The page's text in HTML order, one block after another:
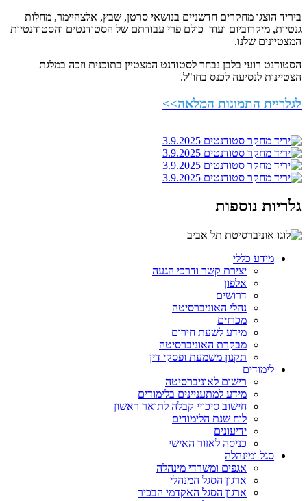
ביריד הוצגו מחקרים חדשניים בנושאי סרטן, שבץ, אלצהיימר, מחלות
גנטיות, מיקרוביום ועוד כולם פרי עבודתם של הסטודנטים והסטודנטיות
המצטיינים שלנו.
הסטודנט רועי בלבן נבחר לסטודנט המצטיין בתוכנית וזכה במלגת
הצטיינות לנסיעה לכנס בחו"ל.
לגלריית התמונות המלאה>>
גלריות נוספות
מידע כללי
יצירת קשר ודרכי הגעה
אלפון
דרושים
נהלי האוניברסיטה
מכרזים
מידע לשעת חירום
מבקרת האוניברסיטה
תקנון משמעת ופסקי דין
לימודים
רישום לאוניברסיטה
מידע למתעניינים בלימודים
חישוב סיכויי קבלה לתואר ראשון
לוח שנת הלימודים
ידיעונים
כניסה לאזור האישי
סגל ומינהלה
אגפים ומשרדי מינהלה
ארגון הסגל המנהלי
ארגון הסגל האקדמי הבכיר